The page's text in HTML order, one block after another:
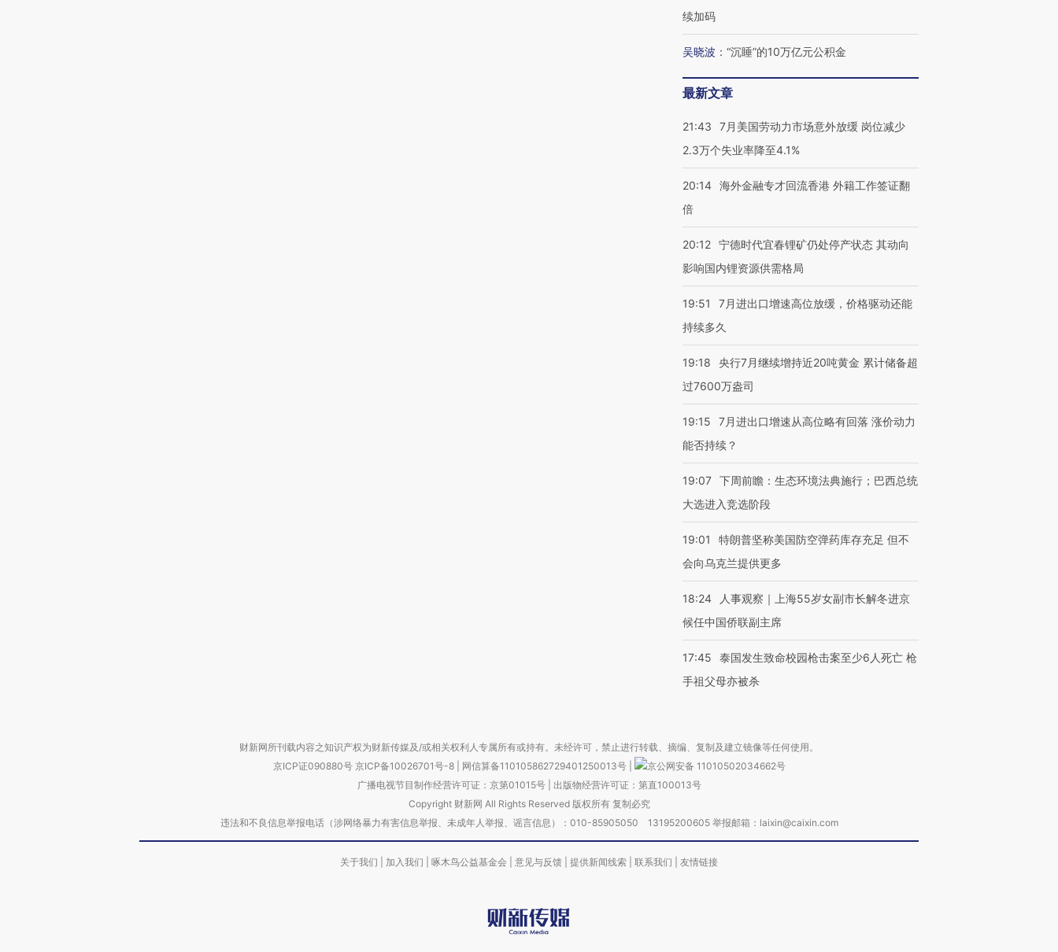
续加码
吴晓波 ： “沉睡”的10万亿元公积金
最新文章
21:43
7月美国劳动力市场意外放缓 岗位减少
2.3万个失业率降至4.1%
20:14 海外金融专才回流香港 外籍工作签证翻
倍
20:12 宁德时代宜春锂矿仍处停产状态 其动向
影响国内锂资源供需格局
19:51
7月进出口增速高位放缓，价格驱动还能
持续多久
19:18
央行7月继续增持近20吨黄金 累计储备超
过7600万盎司
19:15
7月进出口增速从高位略有回落 涨价动力
能否持续？
19:07 下周前瞻：生态环境法典施行；巴西总统
大选进入竞选阶段
19:01
特朗普坚称美国防空弹药库存充足 但不
会向乌克兰提供更多
18:24
人事观察｜上海55岁女副市长解冬进京
候任中国侨联副主席
17:45
泰国发生致命校园枪击案至少6人死亡 枪
手祖父母亦被杀
财新网所刊载内容之知识产权为财新传媒及/或相关权利人专属所有或持有。未经许可，禁止进行转载、摘编、复制及建立镜像等任何使用。
京ICP证090880号 京ICP备10026701号-8 网信算备110105862729401250013号
京公网安备 11010502034662号
广播电视节目制作经营许可证：京第01015号| 出版物经营许可证：第直100013号
Copyright 财新网 All Rights Reserved 版权所有 复制必究
违法和不良信息举报电话（涉网络暴力有害信息举报、未成年人举报、谣言信息）：010-85905050 13195200605 举报邮箱：laixin@caixin.com
关于我们 加入我们 啄木鸟公益基金会 意见与反馈 提供新闻线索 联系我们 友情链接